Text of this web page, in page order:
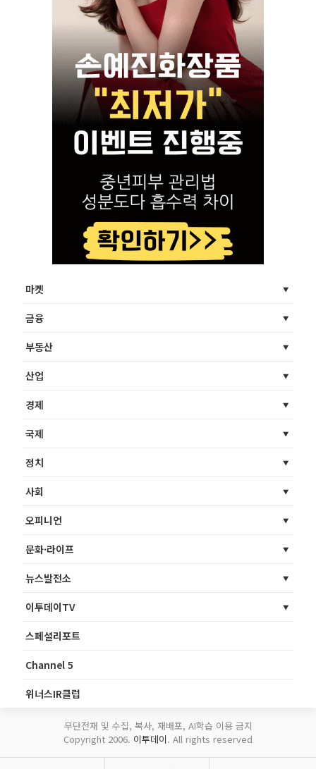
마켓
금융
부동산
산업
경제
국제
정치
사회
오피니언
문화·라이프
뉴스발전소
이투데이TV
스페셜리포트
Channel 5
위너스IR클럽
무단전재 및 수집, 복사, 재배포, AI학습 이용 금지
Copyright 2006. 이투데이. All rights reserved